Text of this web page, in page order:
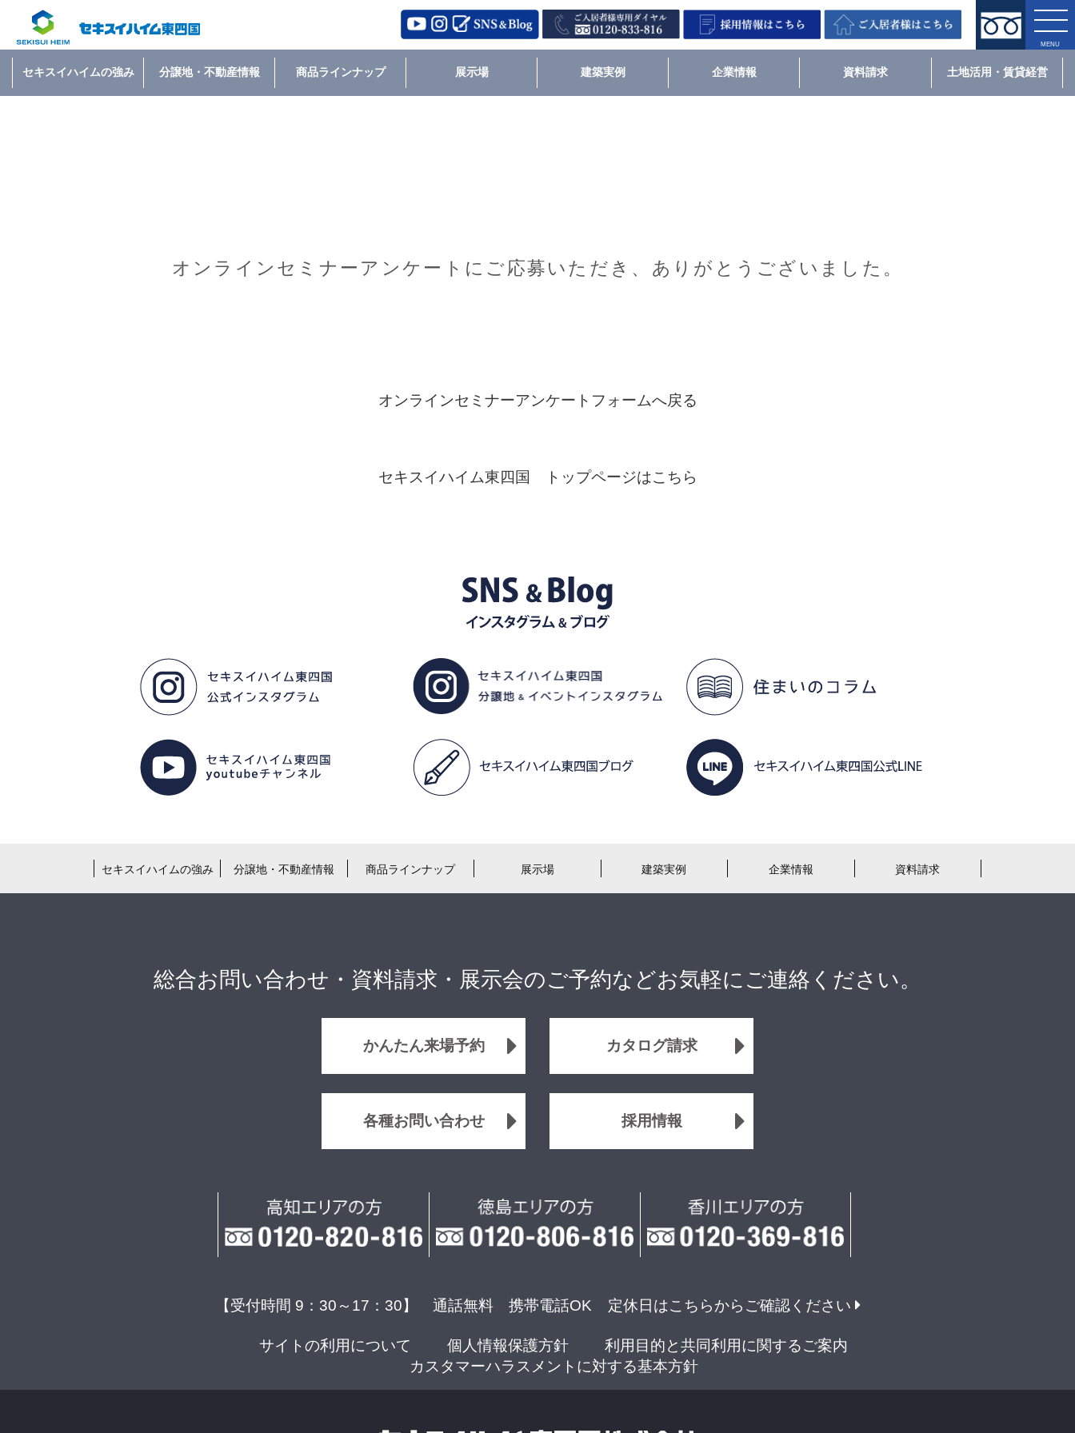
セキスイハイムの強み 分譲地・不動産情報 商品ラインナップ 展示場 建築実例 企業情報 資料請求 土地活用・賃貸経営
オンラインセミナーアンケートにご応募いただき、ありがとうございました。
オンラインセミナーアンケートフォームへ戻る
セキスイハイム東四国 トップページはこちら
セキスイハイムの強み 分譲地・不動産情報 商品ラインナップ 展示場 建築実例 企業情報 資料請求
総合お問い合わせ・資料請求・展示会のご予約などお気軽にご連絡ください。
かんたん来場予約 カタログ請求
各種お問い合わせ 採用情報
【受付時間 9：30～17：30】 通話無料 携帯電話OK 定休日はこちらからご確認ください
サイトの利用について 個人情報保護方針
利用目的と共同利用に関するご案内
カスタマーハラスメントに対する基本方針